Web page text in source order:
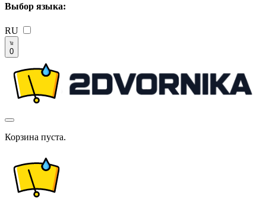
Выбор языка:
RU
0
Корзина пуста.